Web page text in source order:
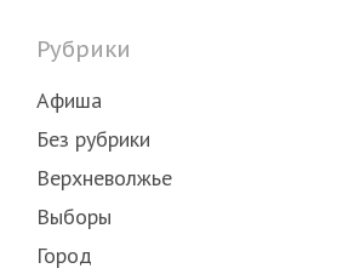
Рубрики
Афиша
Без рубрики
Верхневолжье
Выборы
Город